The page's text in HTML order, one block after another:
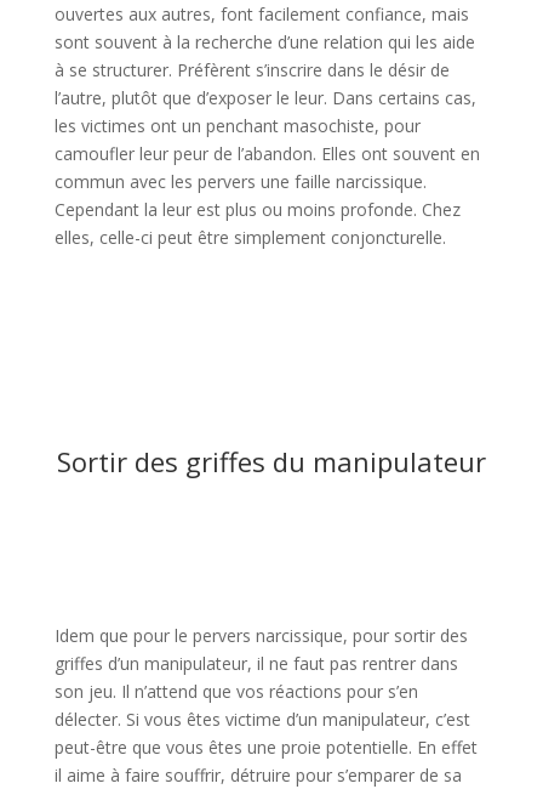
ouvertes aux autres, font facilement confiance, mais
sont souvent à la recherche d’une relation qui les aide
à se structurer. Préfèrent s’inscrire dans le désir de
l’autre, plutôt que d’exposer le leur. Dans certains cas,
les victimes ont un penchant masochiste, pour
camoufler leur peur de l’abandon. Elles ont souvent en
commun avec les pervers une faille narcissique.
Cependant la leur est plus ou moins profonde. Chez
elles, celle-ci peut être simplement conjoncturelle.
Sortir des griffes du manipulateur
Idem que pour le pervers narcissique, pour sortir des
griffes d’un manipulateur, il ne faut pas rentrer dans
son jeu. Il n’attend que vos réactions pour s’en
délecter. Si vous êtes victime d’un manipulateur, c’est
peut-être que vous êtes une proie potentielle. En effet
il aime à faire souffrir, détruire pour s’emparer de sa